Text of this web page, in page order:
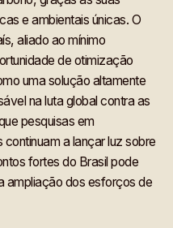
e ambientais únicas. O
aliado ao mínimo
de otimização
uma solução altamente
na luta global contra as
pesquisas em
a lançar luz sobre
fortes do Brasil pode
ampliação dos esforços de